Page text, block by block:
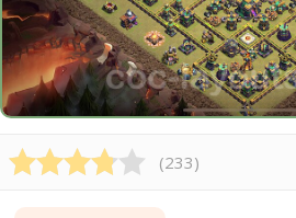
(233)